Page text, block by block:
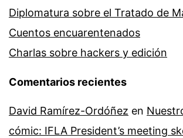
Diplomatura sobre el Tratado de
Cuentos encuarentenados
Charlas sobre hackers y edición
Comentarios recientes
David Ramírez-Ordóñez en
cómic: IFLA President’s meeting